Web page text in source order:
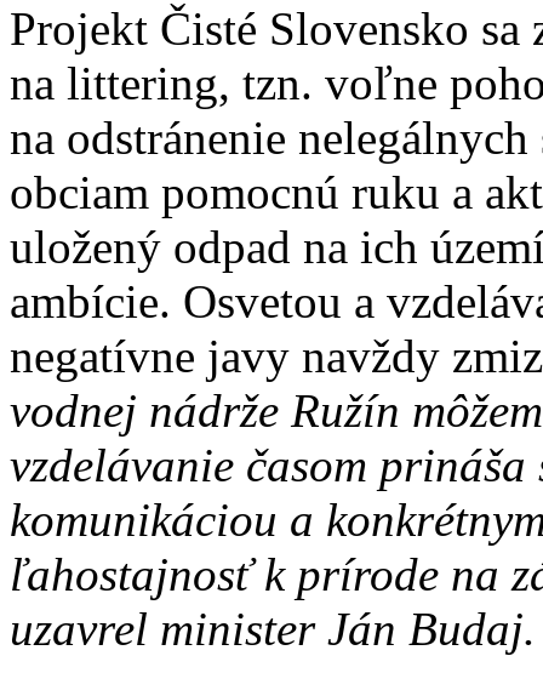
Projekt Čisté Slovensko sa
na littering, tzn. voľne
na odstránenie
obciam pomocnú ruku a
uložený odpad na ich
ambície. Osvetou a
negatívne javy navždy
vodnej nádrže Ružín
vzdelávanie časom
komunikáciou a
ľahostajnosť k prírode na
uzavrel minister Ján Budaj.